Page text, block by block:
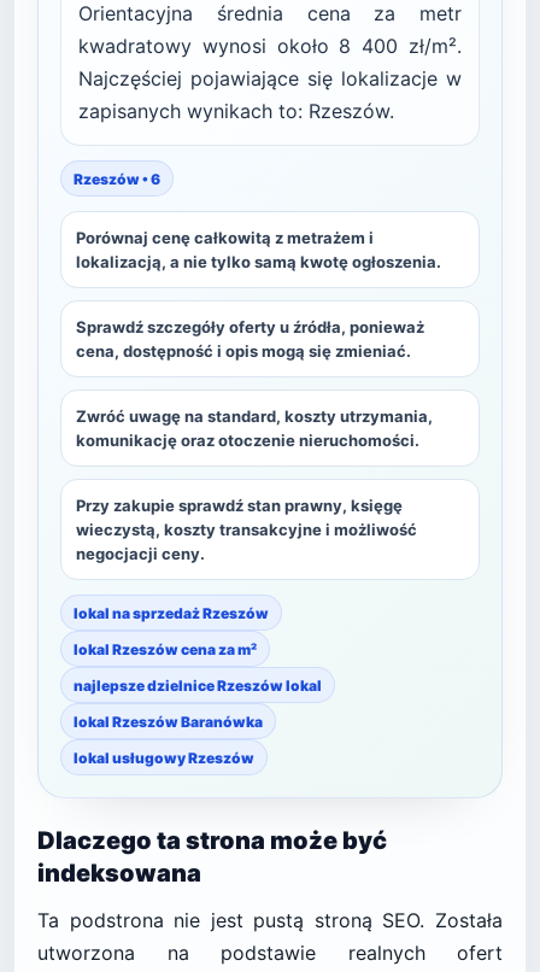
Orientacyjna średnia cena za metr
kwadratowy wynosi około 8 400 zł/m².
Najczęściej pojawiające się lokalizacje w
zapisanych wynikach to: Rzeszów.
Rzeszów • 6
Porównaj cenę całkowitą z metrażem i
lokalizacją, a nie tylko samą kwotę ogłoszenia.
Sprawdź szczegóły oferty u źródła, ponieważ
cena, dostępność i opis mogą się zmieniać.
Zwróć uwagę na standard, koszty utrzymania,
komunikację oraz otoczenie nieruchomości.
Przy zakupie sprawdź stan prawny, księgę
wieczystą, koszty transakcyjne i możliwość
negocjacji ceny.
lokal na sprzedaż Rzeszów
lokal Rzeszów cena za m²
najlepsze dzielnice Rzeszów lokal
lokal Rzeszów Baranówka
lokal usługowy Rzeszów
Dlaczego ta strona może być
indeksowana
Ta podstrona nie jest pustą stroną SEO. Została
utworzona na podstawie realnych ofert